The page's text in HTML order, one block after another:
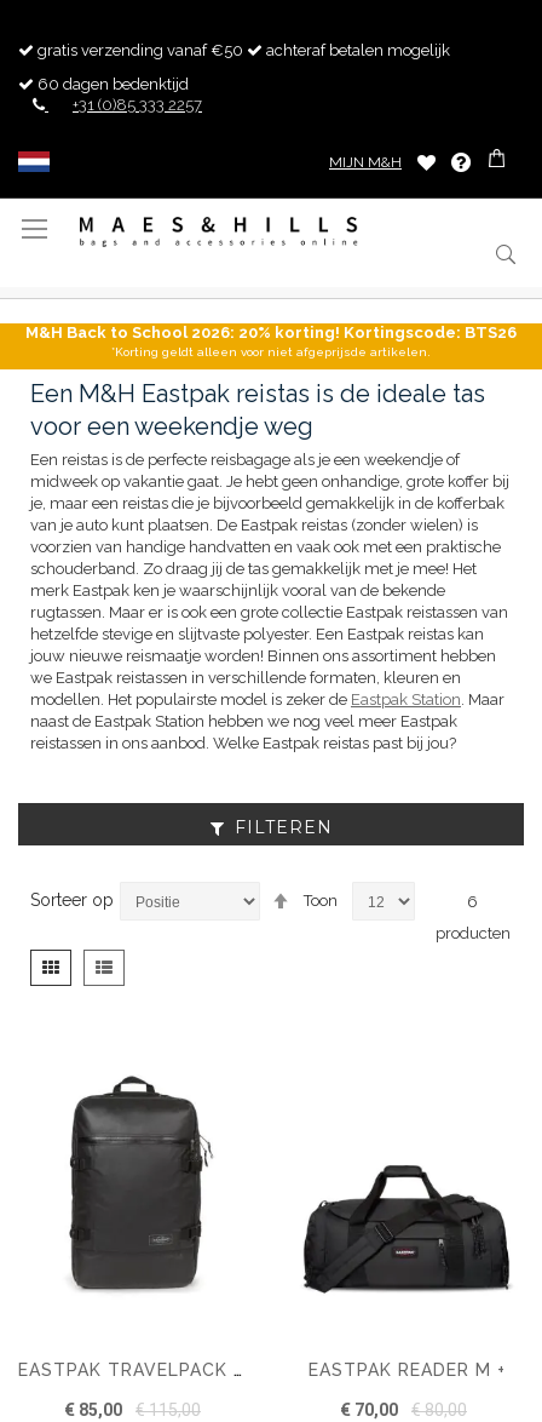
gratis verzending vanaf €50
achteraf betalen mogelijk
60 dagen bedenktijd
+31 (0)85 333 2257
MIJN M&H
Toggle
M&H Back to School 2026: 20% korting! Kortingscode: BTS26
*Korting geldt alleen voor niet afgeprijsde artikelen.
Een M&H Eastpak reistas is de ideale tas
voor een weekendje weg
Een reistas is de perfecte reisbagage als je een weekendje of
midweek op vakantie gaat. Je hebt geen onhandige, grote koffer bij
je, maar een reistas die je bijvoorbeeld gemakkelijk in de kofferbak
van je auto kunt plaatsen. De Eastpak reistas (zonder wielen) is
voorzien van handige handvatten en vaak ook met een praktische
schouderband. Zo draag jij de tas gemakkelijk met je mee! Het
merk Eastpak ken je waarschijnlijk vooral van de bekende
rugtassen. Maar er is ook een grote collectie Eastpak reistassen van
hetzelfde stevige en slijtvaste polyester. Een Eastpak reistas kan
jouw nieuwe reismaatje worden! Binnen ons assortiment hebben
we Eastpak reistassen in verschillende formaten, kleuren en
modellen. Het populairste model is zeker de Eastpak Station. Maar
naast de Eastpak Station hebben we nog veel meer Eastpak
reistassen in ons aanbod. Welke Eastpak reistas past bij jou?
FILTEREN
Sorteer op
Van
Toon
6
producten
Tonen
als
Foto-
tabel
Lijst
EASTPAK TRAVELPACK REISTAS
€ 85,00 € 115,00
EASTPAK READER M +
€ 70,00 € 80,00